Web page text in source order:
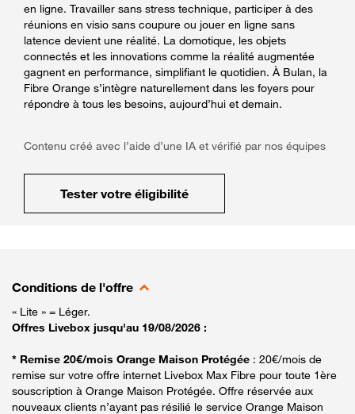
en ligne. Travailler sans stress technique, participer à des
réunions en visio sans coupure ou jouer en ligne sans
latence devient une réalité. La domotique, les objets
connectés et les innovations comme la réalité augmentée
gagnent en performance, simplifiant le quotidien. À Bulan, la
Fibre Orange s’intègre naturellement dans les foyers pour
répondre à tous les besoins, aujourd’hui et demain.
Contenu créé avec l’aide d’une IA et vérifié par nos équipes
Tester votre éligibilité
Conditions de l'offre
« Lite » = Léger.
Offres Livebox jusqu'au 19/08/2026 :
* Remise 20€/mois Orange Maison Protégée : 20€/mois de
remise sur votre offre internet Livebox Max Fibre pour toute 1ère
souscription à Orange Maison Protégée. Offre réservée aux
nouveaux clients n’ayant pas résilié le service Orange Maison